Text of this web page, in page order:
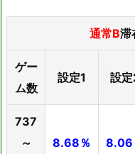
通常B滞
ゲー
ム数
設定1 設
737
～
8.68％ 8.06